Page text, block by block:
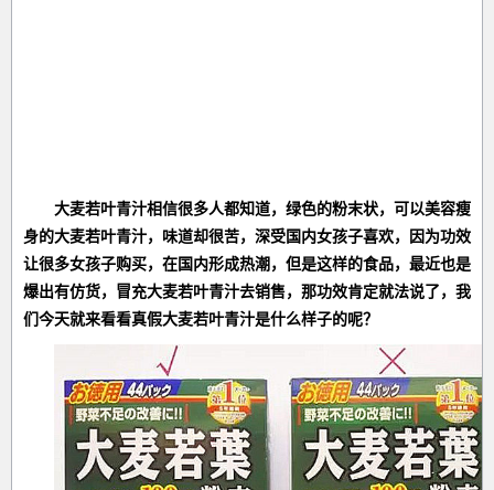
大麦若叶青汁相信很多人都知道，绿色的粉末状，可以美容瘦
身的大麦若叶青汁，味道却很苦，深受国内女孩子喜欢，因为功效
让很多女孩子购买，在国内形成热潮，但是这样的食品，最近也是
爆出有仿货，冒充大麦若叶青汁去销售，那功效肯定就法说了，我
们今天就来看看真假大麦若叶青汁是什么样子的呢？